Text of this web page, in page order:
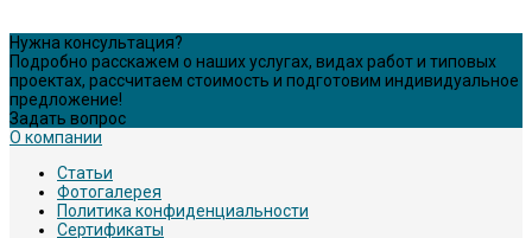
Нужна консультация?
Подробно расскажем о наших услугах, видах работ и типовых
проектах, рассчитаем стоимость и подготовим индивидуальное
предложение!
Задать вопрос
О компании
Статьи
Фотогалерея
Политика конфиденциальности
Сертификаты